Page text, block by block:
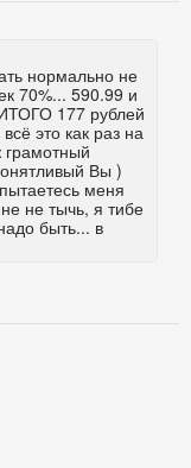
нормально не
70%... 590.99 и
177 рублей
это как раз на
Вы )
меня
не тычь, я тибе
быть... в